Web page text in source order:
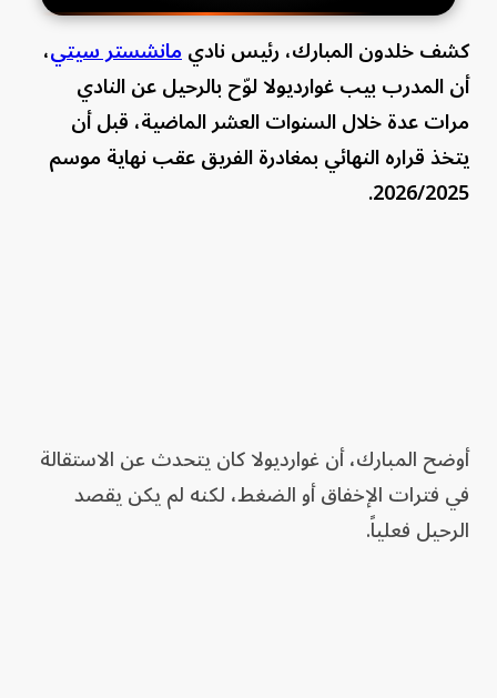
كشف خلدون المبارك، رئيس ناديمانشستر سيتي،
أن المدرب بيب غوارديولا لوّح بالرحيل عن النادي
مرات عدة خلال السنوات العشر الماضية، قبل أن
يتخذ قراره النهائي بمغادرة الفريق عقب نهاية موسم
2026/2025.
أوضح المبارك، أن غوارديولا كان يتحدث عن الاستقالة
في فترات الإخفاق أو الضغط، لكنه لم يكن يقصد
الرحيل فعلياً.